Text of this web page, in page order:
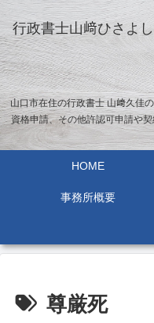
行政書士山﨑ひさよ
山口市在住の行政書士 山﨑久佳
資格申請、その他許認可申請や
HOME
事務所概要
尊厳死